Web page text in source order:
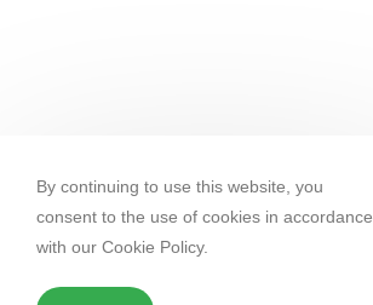
By continuing to use this website, you
consent to the use of cookies in accordance
with our Cookie Policy.